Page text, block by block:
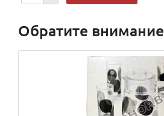
Обратите внимание